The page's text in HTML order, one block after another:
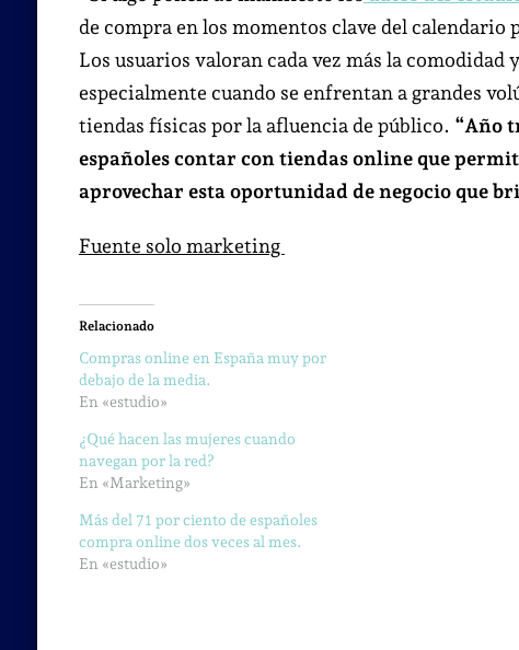
de compra en los momentos clave del calendario
Los usuarios valoran cada vez más la
especialmente cuando se enfrentan a grandes
tiendas físicas por la afluencia de público. “Año
españoles contar con tiendas online que
aprovechar esta oportunidad de negocio que
Fuente solo marketing
Relacionado
Compras online en España muy por
debajo de la media.
En «estudio»
¿Qué hacen las mujeres cuando
navegan por la red?
En «Marketing»
Más del 71 por ciento de españoles
compra online dos veces al mes.
En «estudio»